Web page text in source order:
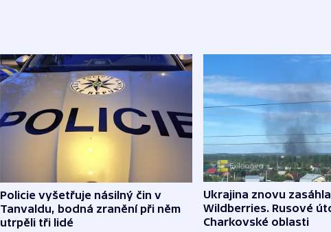
Policie vyšetřuje násilný čin v
Tanvaldu, bodná zranění při něm
utrpěli tři lidé
Ukrajina znovu
Wildberries. Rusové
Charkovské oblasti